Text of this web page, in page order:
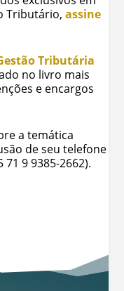
Tributário,assine
Tributária
no livro mais
e encargos
a temática
de seu telefone
9 9385-2662).